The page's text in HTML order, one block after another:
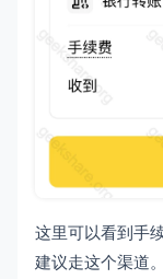
这里可以看到手
建议走这个渠道